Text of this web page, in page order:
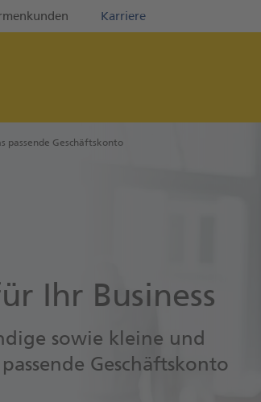
Direkt zur
Karriere
passende Geschäftskonto
Ihr Business
sowie kleine und
Geschäftskonto